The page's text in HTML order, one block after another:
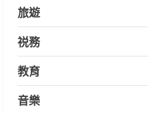
旅遊
祱務
教育
音樂